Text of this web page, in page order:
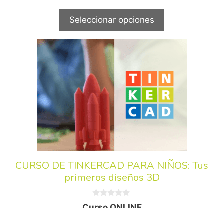
Seleccionar opciones
CURSO DE TINKERCAD PARA NIÑOS: Tus
primeros diseños 3D